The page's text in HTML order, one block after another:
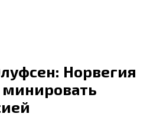
Норвегия
минировать